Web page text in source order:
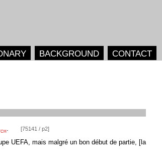
BACKGROUND CONTACT
. [75141 / p2]
UEFA, mais malgré un bon début de partie, [ la